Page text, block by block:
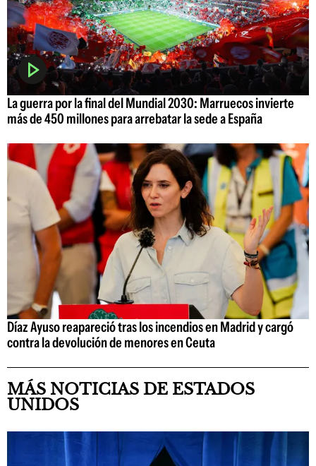
La guerra por la final del Mundial 2030: Marruecos invierte
más de 450 millones para arrebatar la sede a España
Díaz Ayuso reapareció tras los incendios en Madrid y cargó
contra la devolución de menores en Ceuta
MÁS NOTICIAS DE ESTADOS
UNIDOS